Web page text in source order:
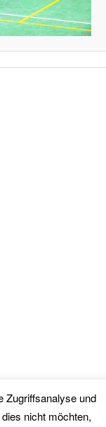
Zugriffsanalyse und
nicht möchten,